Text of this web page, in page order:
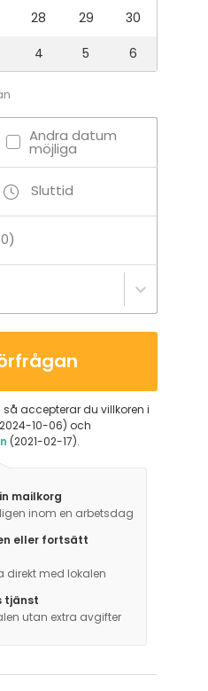
28 29
30
4 5 6
Andra datum
möjliga
Sluttid
accepterar du villkoren i
10-06) och
(2021-02-17).
mailkorg
inom en arbetsdag
eller fortsätt
direkt med lokalen
tjänst
utan extra avgifter